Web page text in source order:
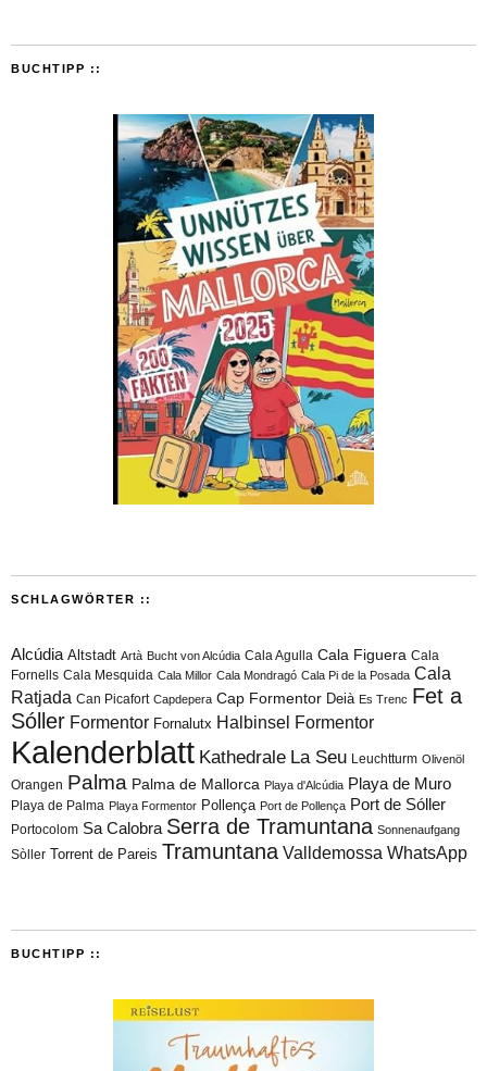
BUCHTIPP ::
SCHLAGWÖRTER ::
Alcúdia Altstadt Artà Bucht von Alcúdia Cala Agulla Cala Figuera Cala
Fornells Cala Mesquida Cala Millor Cala Mondragó Cala Pi de la Posada Cala
Ratjada Can Picafort Capdepera Cap Formentor Deià Es Trenc Fet a
Sóller Formentor Fornalutx Halbinsel Formentor
Kalenderblatt Kathedrale La Seu Leuchtturm Olivenöl
Orangen Palma Palma de Mallorca Playa d'Alcúdia Playa de Muro
Playa de Palma Playa Formentor Pollença Port de Pollença Port de Sóller
Portocolom Sa Calobra Serra de Tramuntana Sonnenaufgang
Sòller Torrent de Pareis Tramuntana Valldemossa WhatsApp
BUCHTIPP ::